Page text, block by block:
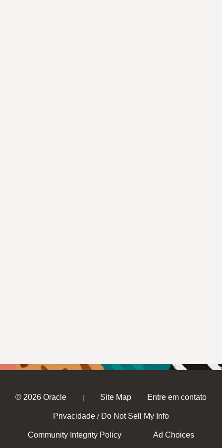
© 2026 Oracle | Site Map Entre em contato
Privacidade / Do Not Sell My Info
Community Integrity Policy Ad Choices